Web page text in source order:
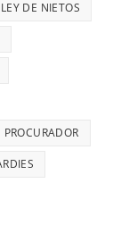
LEY DE NIETOS
PROCURADOR